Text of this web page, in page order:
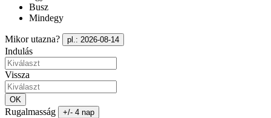
Busz
Mindegy
Mikor utazna? pl.: 2026-08-14
Indulás
Vissza
OK
Rugalmasság +/- 4 nap